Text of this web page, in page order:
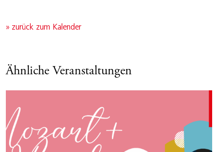
» zurück zum Kalender
Ähnliche Veranstaltungen